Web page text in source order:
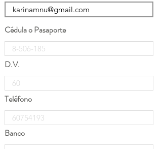
Cédula o Pasaporte
D.V.
Teléfono
Banco